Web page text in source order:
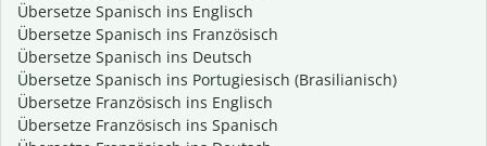
Übersetze Spanisch ins Englisch
Übersetze Spanisch ins Französisch
Übersetze Spanisch ins Deutsch
Übersetze Spanisch ins Portugiesisch (Brasilianisch)
Übersetze Französisch ins Englisch
Übersetze Französisch ins Spanisch